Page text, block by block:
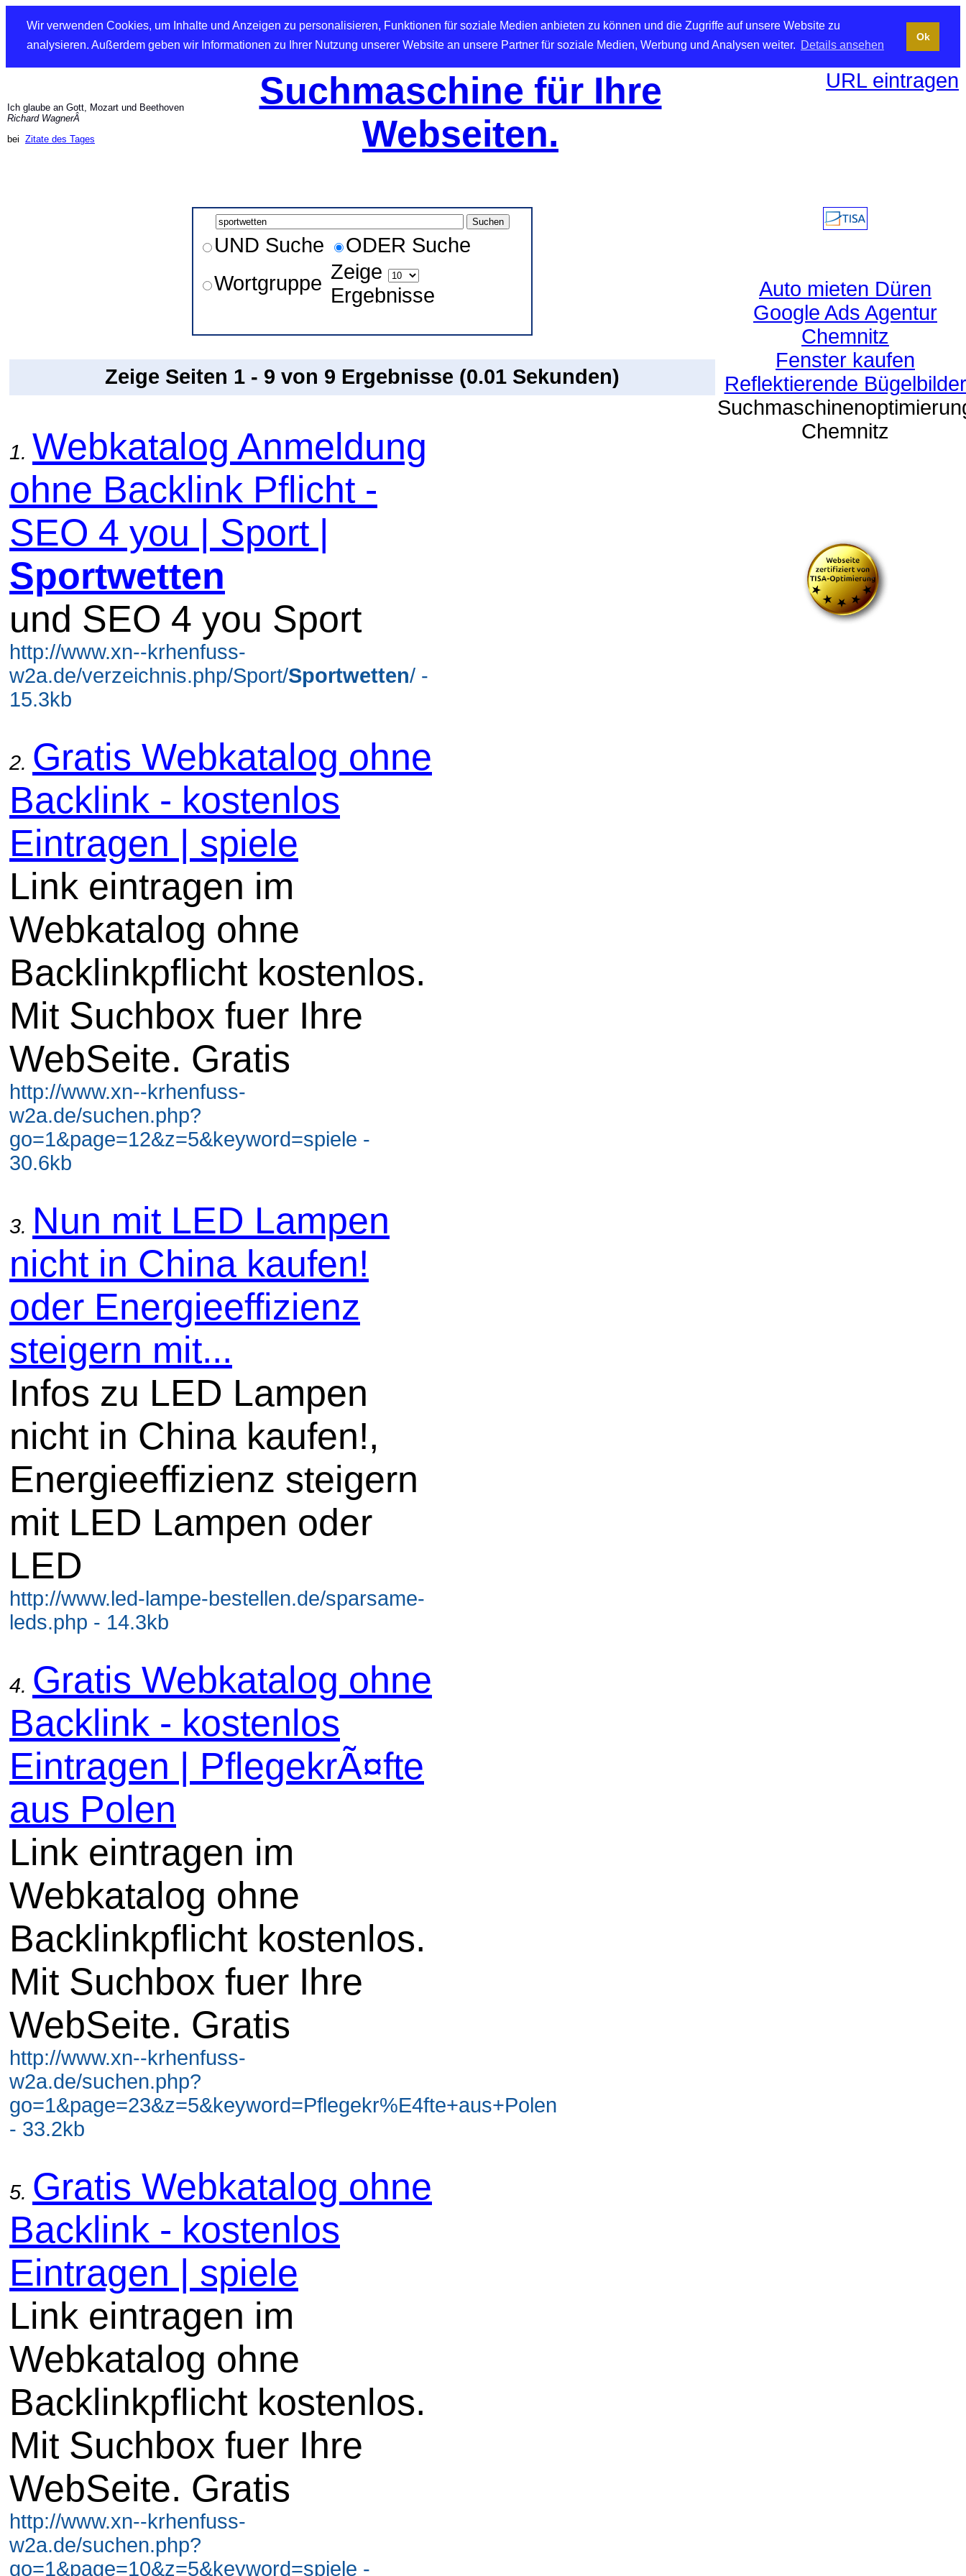
Wir verwenden Cookies, um Inhalte und Anzeigen zu personalisieren, Funktionen für soziale Medien anbieten zu können und die Zugriffe auf unsere Website zu
analysieren. Außerdem geben wir Informationen zu Ihrer Nutzung unserer Website an unsere Partner für soziale Medien, Werbung und Analysen weiter. Details ansehen
Ok
Ich glaube an Gott, Mozart und Beethoven
Richard WagnerÂ
bei Zitate des Tages
Suchmaschine für Ihre
Webseiten.
URL eintragen
UND Suche
ODER Suche
Wortgruppe Zeige
Ergebnisse
Zeige Seiten 1 - 9 von 9 Ergebnisse (0.01 Sekunden)
1. Webkatalog Anmeldung
ohne Backlink Pflicht -
SEO 4 you | Sport |
Sportwetten
und SEO 4 you Sport
http://www.xn--krhenfuss-
w2a.de/verzeichnis.php/Sport/Sportwetten/ -
15.3kb
2. Gratis Webkatalog ohne
Backlink - kostenlos
Eintragen | spiele
Link eintragen im
Webkatalog ohne
Backlinkpflicht kostenlos.
Mit Suchbox fuer Ihre
WebSeite. Gratis
http://www.xn--krhenfuss-
w2a.de/suchen.php?
go=1&page=12&z=5&keyword=spiele -
30.6kb
3. Nun mit LED Lampen
nicht in China kaufen!
oder Energieeffizienz
steigern mit...
Infos zu LED Lampen
nicht in China kaufen!,
Energieeffizienz steigern
mit LED Lampen oder
LED
http://www.led-lampe-bestellen.de/sparsame-
leds.php - 14.3kb
4. Gratis Webkatalog ohne
Backlink - kostenlos
Eintragen | PflegekrÃ¤fte
aus Polen
Link eintragen im
Webkatalog ohne
Backlinkpflicht kostenlos.
Mit Suchbox fuer Ihre
WebSeite. Gratis
http://www.xn--krhenfuss-
w2a.de/suchen.php?
go=1&page=23&z=5&keyword=Pflegekr%E4fte+aus+Polen
- 33.2kb
5. Gratis Webkatalog ohne
Backlink - kostenlos
Eintragen | spiele
Link eintragen im
Webkatalog ohne
Backlinkpflicht kostenlos.
Mit Suchbox fuer Ihre
WebSeite. Gratis
http://www.xn--krhenfuss-
w2a.de/suchen.php?
go=1&page=10&z=5&keyword=spiele -
Auto mieten Düren
Google Ads Agentur
Chemnitz
Fenster kaufen
Reflektierende Bügelbilder
Chemnitz